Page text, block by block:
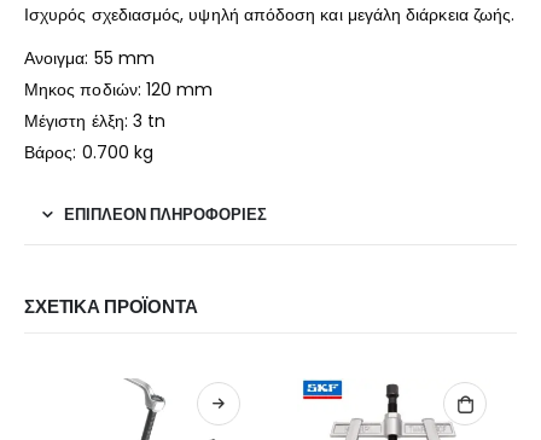
Ισχυρός σχεδιασμός, υψηλή απόδοση και μεγάλη διάρκεια ζωής.
Ανοιγμα: 55 mm
Μηκος ποδιών: 120 mm
Μέγιστη έλξη: 3 tn
Βάρος: 0.700 kg
ΕΠΙΠΛΈΟΝ ΠΛΗΡΟΦΟΡΊΕΣ
ΣΧΕΤΙΚΆ ΠΡΟΪΌΝΤΑ